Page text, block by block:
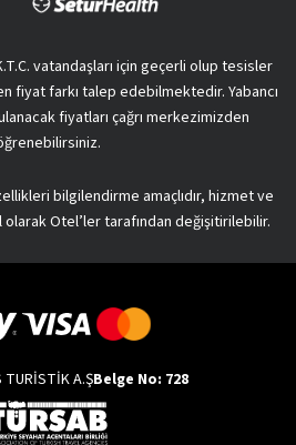
vatandaşları için geçerli olup tesisler
fiyat farkı talep edebilmektedir. Yabancı
fiyatları çağrı merkezimizden
bilgilendirme amaçlıdır, hizmet ve
Otel’ler tarafından değişitirilebilir.
TURİSTİK A.ŞBelge No: 728